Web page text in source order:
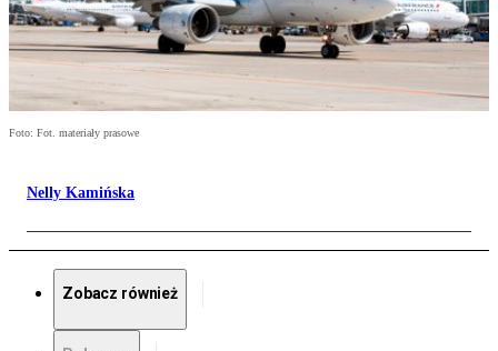
Foto: Fot. materiały prasowe
Nelly Kamińska
Zobacz również